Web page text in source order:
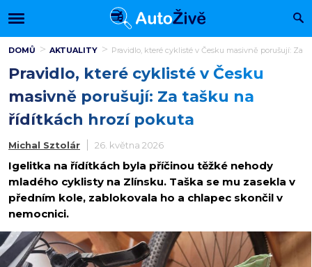
DOMŮ AKTUALITY Pravidlo, které cyklisté v Česku masivně porušují: Za
Pravidlo, které cyklisté v Česku
masivně porušují: Za tašku na
řídítkách hrozí pokuta
Michal Sztolár 26. května 2026
Igelitka na řídítkách byla příčinou těžké nehody
mladého cyklisty na Zlínsku. Taška se mu zasekla v
předním kole, zablokovala ho a chlapec skončil v
nemocnici.